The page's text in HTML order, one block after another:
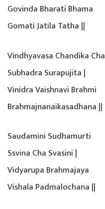
Govinda Bharati Bhama
Gomati Jatila Tatha ||
Vindhyavasa Chandika Cha
Subhadra Surapujita |
Vinidra Vaishnavi Brahmi
Brahmajnanaikasadhana ||
Saudamini Sudhamurti
Ssvina Cha Svasini |
Vidyarupa Brahmajaya
Vishala Padmalochana ||